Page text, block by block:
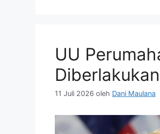
UU
11 Juli 2026 oleh Dani Maulana